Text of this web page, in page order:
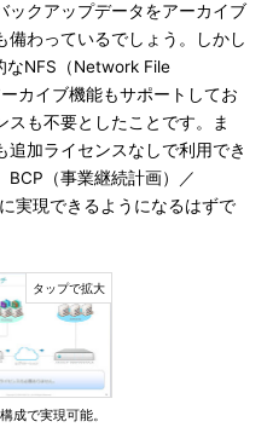
クアップデータをアーカイブ
わっているでしょう。しかし
なNFS（Network File
カイブ機能もサポートしてお
スも不要としたことです。ま
加ライセンスなしで利用でき
BCP（事業継続計画）／
実現できるようになるはずで
成で実現可能。